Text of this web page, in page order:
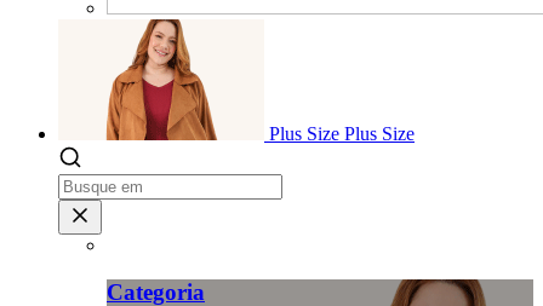
Plus Size Plus Size
Categoria